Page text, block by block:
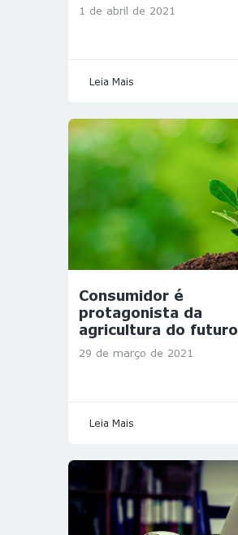
1 de abril de 2021
Leia Mais
Consumidor é
protagonista da
agricultura do futuro
29 de março de 2021
Leia Mais